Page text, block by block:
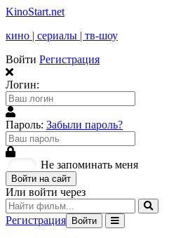
KinoStart.net
кино | сериалы | тв-шоу
Войти Регистрация
Логин:
Пароль: Забыли пароль?
Не запоминать меня
Войти на сайт
Или войти через
Регистрация Войти